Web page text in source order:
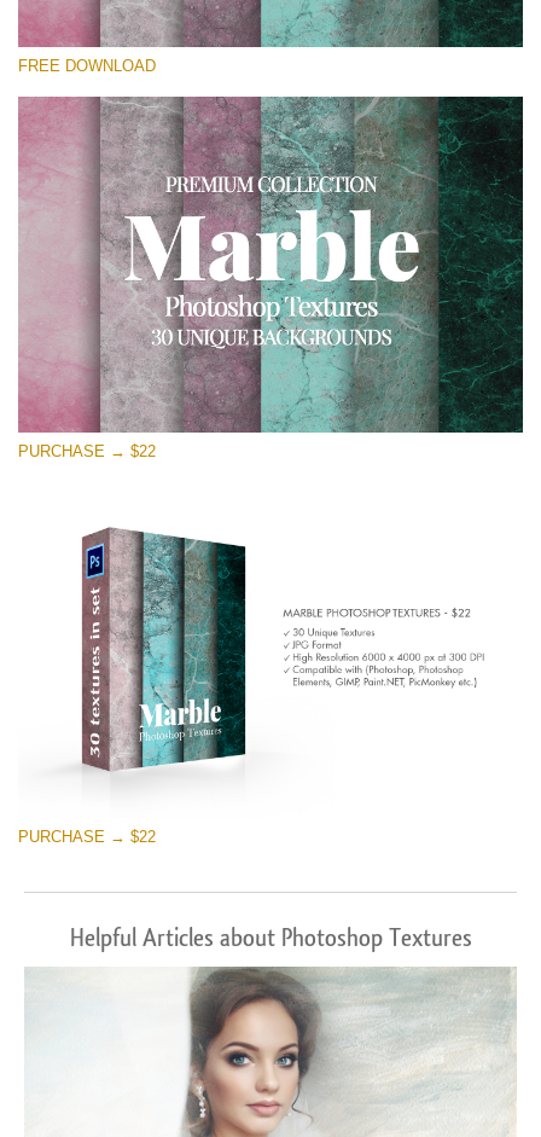
Por favor selecione
Small 800*533px
Real Marble
(30 Textures)
Large 6000*4000px
Entire Collection
(1783 Overlays)
Large 6000*4000px
Download Grátis
FREE DOWNLOAD
PURCHASE → $22
PURCHASE → $22
Helpful Articles about Photoshop Textures